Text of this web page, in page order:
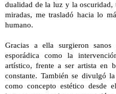
dualidad de la luz y la
miradas, me trasladó hacia lo
humano.
Gracias a ella surgieron
esporádica como la
artístico, frente a ser artista en
constante. También se divulgó
como concepto estético desde